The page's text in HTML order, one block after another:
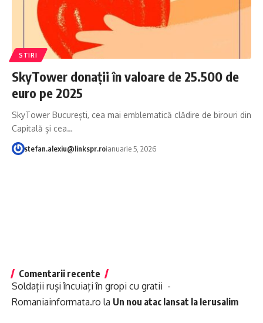
STIRI
SkyTower donații în valoare de 25.500 de
euro pe 2025
SkyTower București, cea mai emblematică clădire de birouri din
Capitală și cea…
stefan.alexiu@linkspr.roianuarie 5, 2026
Comentarii recente
Soldații ruși încuiați în gropi cu gratii -
Romaniainformata.ro la Un nou atac lansat la Ierusalim